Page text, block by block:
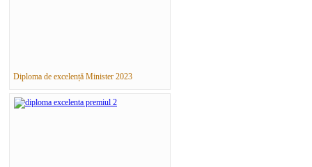
Diploma de excelență Minister 2023